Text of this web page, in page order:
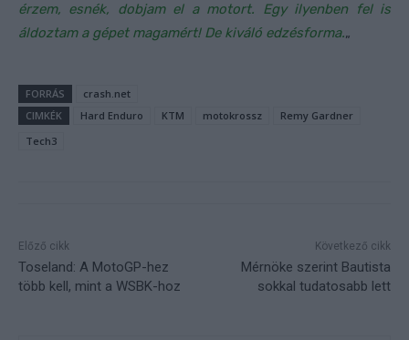
érzem, esnék, dobjam el a motort. Egy ilyenben fel is
áldoztam a gépet magamért! De kiváló edzésforma.„
FORRÁS
crash.net
CIMKÉK
Hard Enduro KTM motokrossz
Remy Gardner
Tech3
Előző cikk
Toseland: A MotoGP-hez
több kell, mint a WSBK-hoz
Következő cikk
Mérnöke szerint Bautista
sokkal tudatosabb lett